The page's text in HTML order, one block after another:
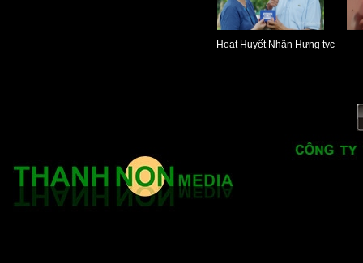
Hoạt Huyết Nhân Hưng tvc